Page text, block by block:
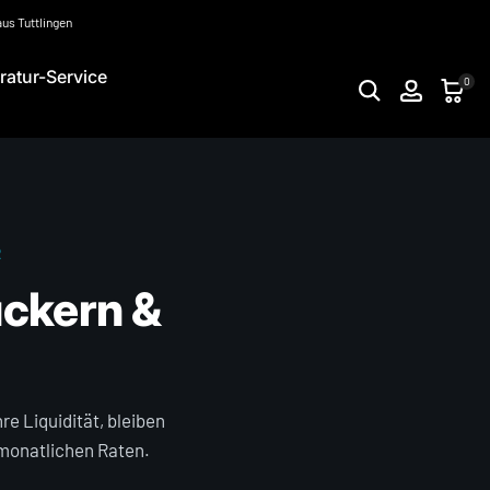
Tuttlingen
Service
0
&
Liquidität, bleiben
Raten.